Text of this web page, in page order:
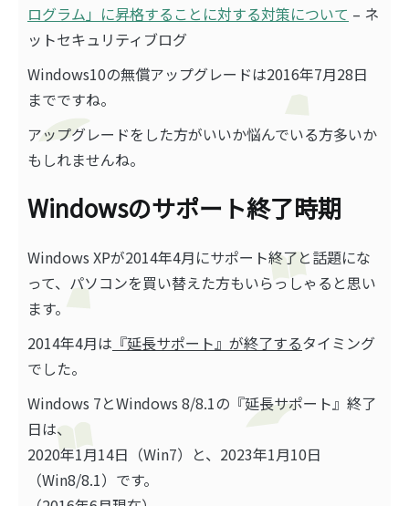
ログラム」に昇格することに対する対策について – ネ
ットセキュリティブログ
Windows10の無償アップグレードは2016年7月28日
までですね。
アップグレードをした方がいいか悩んでいる方多いか
もしれませんね。
Windowsのサポート終了時期
Windows XPが2014年4月にサポート終了と話題にな
って、パソコンを買い替えた方もいらっしゃると思い
ます。
2014年4月は 『延長サポート』が終了するタイミング
でした。
Windows 7とWindows 8/8.1の『延長サポート』終了
日は、
2020年1月14日（Win7）と、2023年1月10日
（Win8/8.1）です。